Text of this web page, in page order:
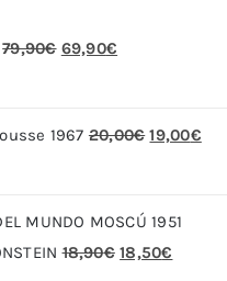
79,90€ El
era:
69,90€
es:
1967 20,00€ El
era:
20,00€.
19,00€El
MUNDO MOSCÚ 1951
18,90€ El
18,50€